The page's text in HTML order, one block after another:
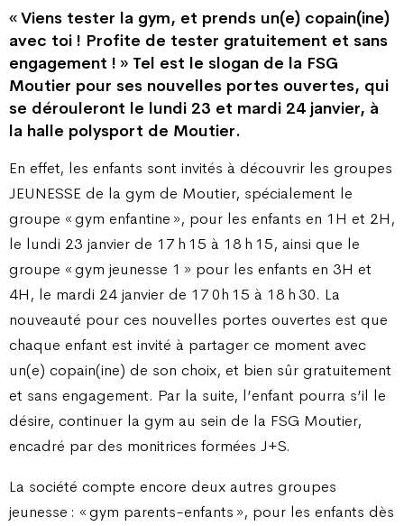
« Viens tester la gym, et prends un(e) copain(ine)
avec toi ! Profite de tester gratuitement et sans
engagement ! » Tel est le slogan de la FSG
Moutier pour ses nouvelles portes ouvertes, qui
se dérouleront le lundi 23 et mardi 24 janvier, à
la halle polysport de Moutier.
En effet, les enfants sont invités à découvrir les groupes
JEUNESSE de la gym de Moutier, spécialement le
groupe « gym enfantine », pour les enfants en 1H et 2H,
le lundi 23 janvier de 17 h 15 à 18 h 15, ainsi que le
groupe « gym jeunesse 1 » pour les enfants en 3H et
4H, le mardi 24 janvier de 170h 15 à 18 h 30. La
nouveauté pour ces nouvelles portes ouvertes est que
chaque enfant est invité à partager ce moment avec
un(e) copain(ine) de son choix, et bien sûr gratuitement
et sans engagement. Par la suite, l’enfant pourra s’il le
désire, continuer la gym au sein de la FSG Moutier,
encadré par des monitrices formées J+S.
La société compte encore deux autres groupes
jeunesse : « gym parents-enfants », pour les enfants dès